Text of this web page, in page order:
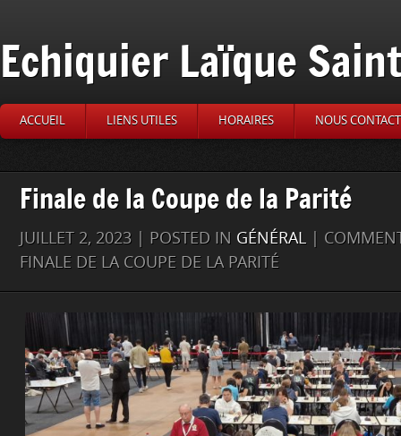
Echiquier Laïque
ACCUEIL LIENS UTILES HORAIRES NOUS
Finale de la Coupe de la Parité
JUILLET 2, 2023 | POSTED IN GÉNÉRAL
FINALE DE LA COUPE DE LA PARITÉ